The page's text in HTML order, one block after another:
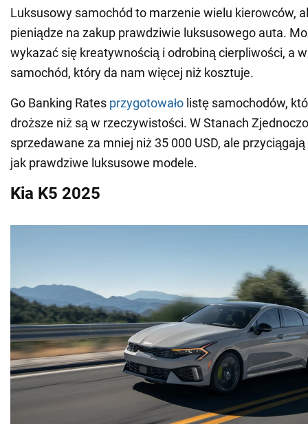
Luksusowy samochód to marzenie wielu kierowców,
pieniądze na zakup prawdziwie luksusowego auta.
wykazać się kreatywnością i odrobiną cierpliwości, a
samochód, który da nam więcej niż kosztuje.
Go Banking Rates przygotowało listę samochodów,
droższe niż są w rzeczywistości. W Stanach
sprzedawane za mniej niż 35 000 USD, ale
jak prawdziwe luksusowe modele.
Kia K5 2025